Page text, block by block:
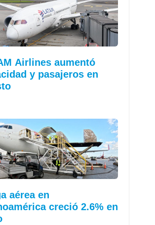
Airlines aumentó
y pasajeros en
aérea en
creció 2.6% en